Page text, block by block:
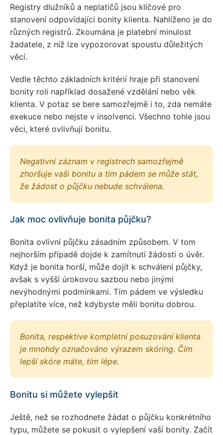
Registry dlužníků a neplatičů jsou klíčové pro
stanovení odpovídající bonity klienta. Nahlíženo je do
různých registrů. Zkoumána je platební minulost
žadatele, z níž lze vypozorovat spoustu důležitých
věcí.
Vedle těchto základních kritérií hraje při stanovení
bonity roli například dosažené vzdělání nebo věk
klienta. V potaz se bere samozřejmě i to, zda nemáte
exekuce nebo nejste v insolvenci. Všechno tohle jsou
věci, které ovlivňují bonitu.
Negativní záznam v registrech samozřejmě
zhoršuje vaši bonitu a tím pádem se může stát,
že žádost o půjčku nebude schválena.
Jak moc ovlivňuje bonita půjčku?
Bonita ovlivní půjčku zásadním způsobem. V tom
nejhorším případě dojde k zamítnutí žádosti o úvěr.
Když je bonita horší, může dojít k schválení půjčky,
avšak s vyšší úrokovou sazbou nebo jinými
nevýhodnými podmínkami. Tím pádem ve výsledku
přeplatíte více, než kdybyste měli bonitu dobrou.
Bonita, respektive kompletní posuzování klienta
je mnohdy označováno výrazem skóring. Čím
lepší skóre máte, tím lépe.
Bonitu si můžete vylepšit
Ještě, než se rozhodnete žádat o půjčku konkrétního
typu, můžete se pokusit o vylepšení vaší bonity. Začít